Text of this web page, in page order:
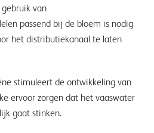
van
passend bij de bloem is nodig
het distributiekanaal te laten
stimuleert de ontwikkeling van
ervoor zorgen dat het vaaswater
gaat stinken.